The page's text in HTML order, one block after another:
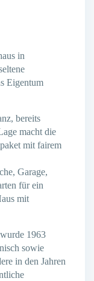
in
Eigentum
bereits
macht die
mit fairem
Garage,
für ein
mit
1963
sowie
in den Jahren